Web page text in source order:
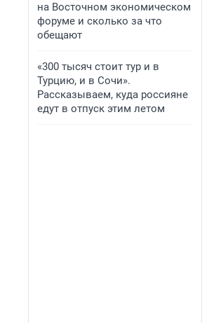
на Восточном экономическом
форуме и сколько за что
обещают
«300 тысяч стоит тур и в
Турцию, и в Сочи».
Рассказываем, куда россияне
едут в отпуск этим летом